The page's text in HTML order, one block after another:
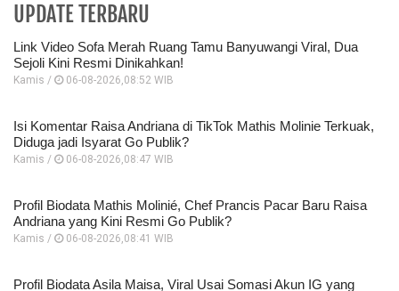
UPDATE TERBARU
Link Video Sofa Merah Ruang Tamu Banyuwangi Viral, Dua
Sejoli Kini Resmi Dinikahkan!
Kamis / 06-08-2026,08:52 WIB
Isi Komentar Raisa Andriana di TikTok Mathis Molinie Terkuak,
Diduga jadi Isyarat Go Publik?
Kamis / 06-08-2026,08:47 WIB
Profil Biodata Mathis Molinié, Chef Prancis Pacar Baru Raisa
Andriana yang Kini Resmi Go Publik?
Kamis / 06-08-2026,08:41 WIB
Profil Biodata Asila Maisa, Viral Usai Somasi Akun IG yang